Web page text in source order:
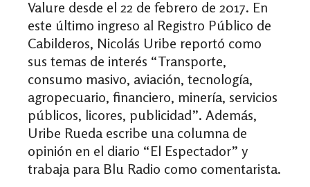
Valure desde el 22 de febrero de 2017. En
este último ingreso al Registro Público de
Cabilderos, Nicolás Uribe reportó como
sus temas de interés “Transporte,
consumo masivo, aviación, tecnología,
agropecuario, financiero, minería, servicios
públicos, licores, publicidad”. Además,
Uribe Rueda escribe una columna de
opinión en el diario “El Espectador” y
trabaja para Blu Radio como comentarista.